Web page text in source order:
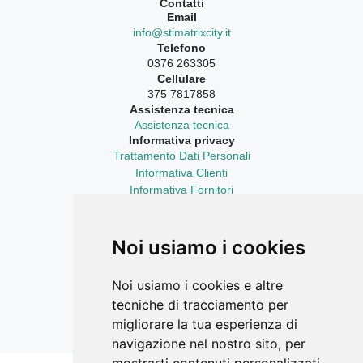
Noi usiamo i cookies
Noi usiamo i cookies e altre
tecniche di tracciamento per
migliorare la tua esperienza di
navigazione nel nostro sito, per
Contatti
Email
info@stimatrixcity.it
Telefono
0376 263305
Cellulare
375 7817858
Assistenza tecnica
Assistenza tecnica
Informativa privacy
Trattamento Dati Personali
Informativa Clienti
Informativa Fornitori
LinkedIn
Facebook Ricerca Compravendite
Instagram
YouTube